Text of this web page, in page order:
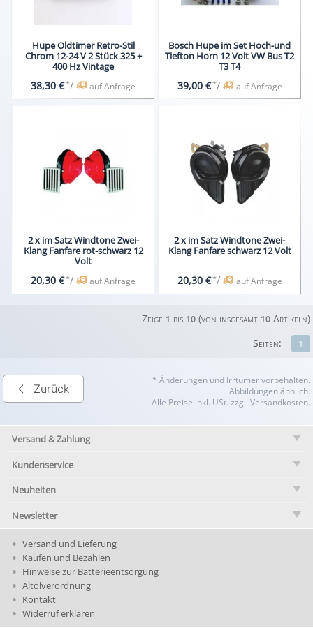
Hupe Oldtimer Retro-Stil
Chrom 12-24 V 2 Stück 325 +
400 Hz Vintage
38,30 €*/ auf Anfrage
Bosch Hupe im Set Hoch-und
Tiefton Horn 12 Volt VW Bus T2
T3 T4
39,00 €*/ auf Anfrage
2 x im Satz Windtone Zwei-
Klang Fanfare rot-schwarz 12
Volt
20,30 €*/ auf Anfrage
2 x im Satz Windtone Zwei-
Klang Fanfare schwarz 12 Volt
20,30 €*/ auf Anfrage
Zeige 1 bis 10(von insgesamt 10Artikeln)
1
Seiten:
Zurück
* Änderungen und Irrtümer vorbehalten.
Abbildungen ähnlich.
Alle Preise inkl. USt. zzgl. Versandkosten.
Versand & Zahlung
Kundenservice
Neuheiten
Newsletter
Versand und Lieferung
Kaufen und Bezahlen
Hinweise zur Batterieentsorgung
Altölverordnung
Kontakt
Widerruf erklären